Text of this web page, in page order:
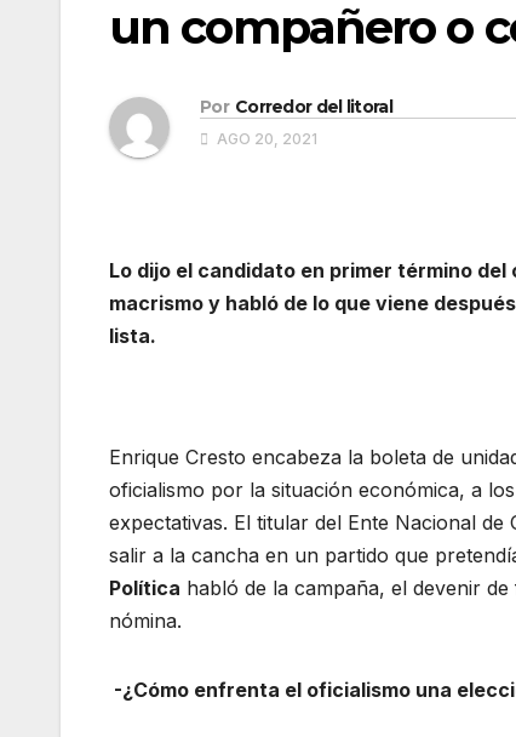
un compañero o
Por Corredor del litoral
AGO 20, 2021
Lo dijo el candidato en primer término
macrismo y habló de lo que viene
lista.
Enrique Cresto encabeza la boleta de
oficialismo por la situación económica, a
expectativas. El titular del Ente Nacional
salir a la cancha en un partido que
Política habló de la campaña, el devenir
nómina.
-¿Cómo enfrenta el oficialismo una